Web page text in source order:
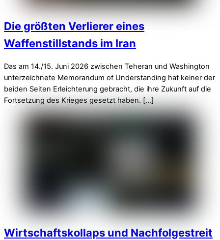
Die größten Verlierer eines
Waffenstillstands im Iran
Das am 14./15. Juni 2026 zwischen Teheran und Washington
unterzeichnete Memorandum of Understanding hat keiner der
beiden Seiten Erleichterung gebracht, die ihre Zukunft auf die
Fortsetzung des Krieges gesetzt haben. […]
Wirtschaftskollaps und Nachfolgestreit